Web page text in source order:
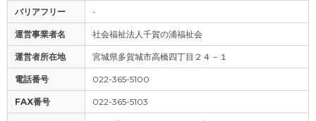
バリアフリー -
運営事業者名 社会福祉法人千賀の浦福祉会
運営者所在地 宮城県多賀城市高橋四丁目２４－１
電話番号 022-365-5100
FAX番号 022-365-5103